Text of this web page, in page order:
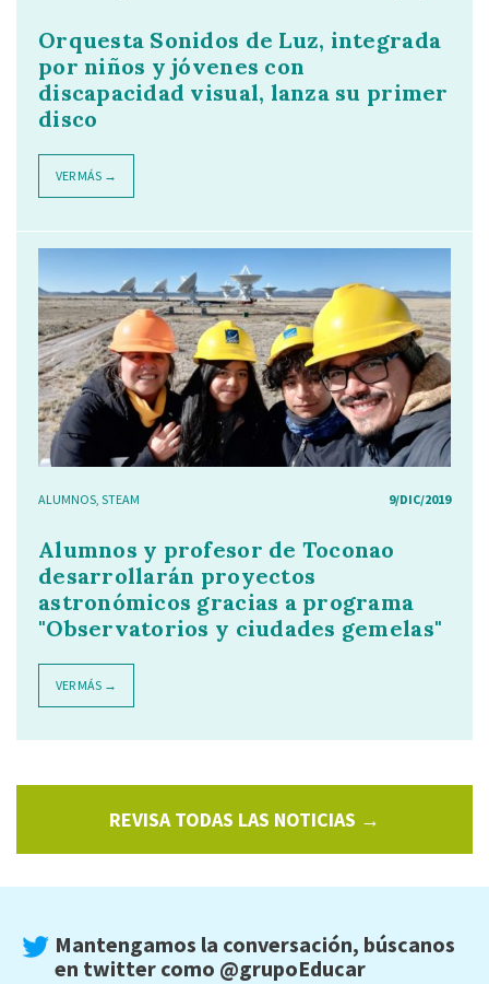
Orquesta Sonidos de Luz, integrada
por niños y jóvenes con
discapacidad visual, lanza su primer
disco
VER MÁS →
ALUMNOS, STEAM 9/DIC/2019
Alumnos y profesor de Toconao
desarrollarán proyectos
astronómicos gracias a programa
"Observatorios y ciudades gemelas"
VER MÁS →
REVISA TODAS LAS NOTICIAS →
Mantengamos la conversación, búscanos
en twitter como @grupoEducar